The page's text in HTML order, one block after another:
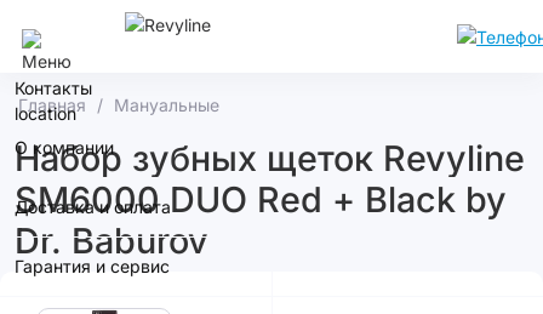
Ростов-На-Дону
Контакты
О компании
Доставка и оплата
Гарантия и сервис
Главная Мануальные
Набор зубных щеток Revyline
SM6000 DUO Red + Black by
Dr. Baburov